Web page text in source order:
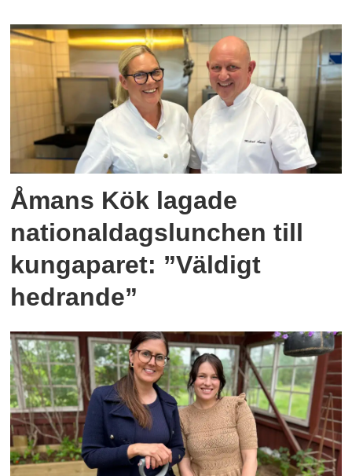
Åmans Kök lagade
nationaldagslunchen till
kungaparet: ”Väldigt
hedrande”